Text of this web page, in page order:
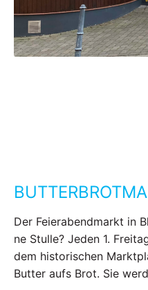
Der Feierabendmarkt in
ne Stulle? Jeden 1.
dem historischen
Butter aufs Brot. Sie